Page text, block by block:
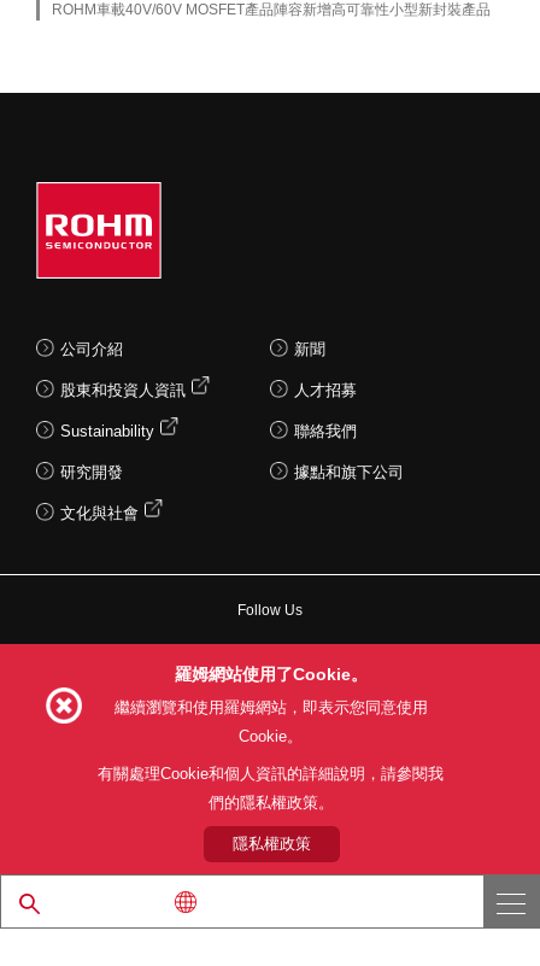
ROHM車載40V/60V MOSFET產品陣容新增高可靠性小型新封裝產品
公司介紹
股東和投資人資訊
Sustainability
研究開發
文化與社會
新聞
人才招募
聯絡我們
據點和旗下公司
Follow Us
利用目的 隱私權政策
關於本公司產品銷售之標準條款(PDF)
© 1997 - 2026 ROHM CO., LTD. ALL RIGHTS RESERVED.
羅姆網站使用了Cookie。
繼續瀏覽和使用羅姆網站，即表示您同意使用
Cookie。
有關處理Cookie和個人資訊的詳細說明，請參閱我
們的隱私權政策。
隱私權政策